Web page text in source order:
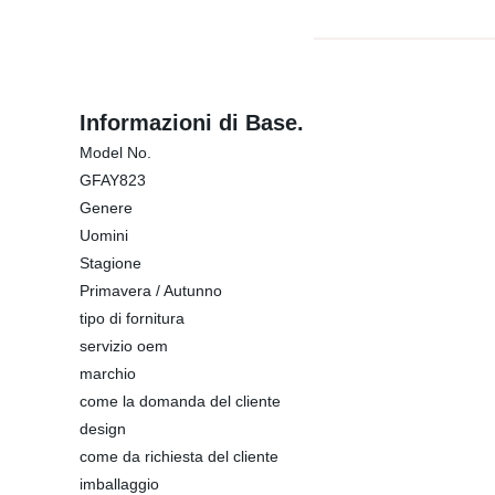
Informazioni di Base.
Model No.
GFAY823
Genere
Uomini
Stagione
Primavera / Autunno
tipo di fornitura
servizio oem
marchio
come la domanda del cliente
design
come da richiesta del cliente
imballaggio